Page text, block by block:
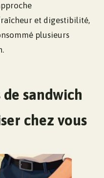
et digestibilité,
plusieurs
sandwich
chez vous